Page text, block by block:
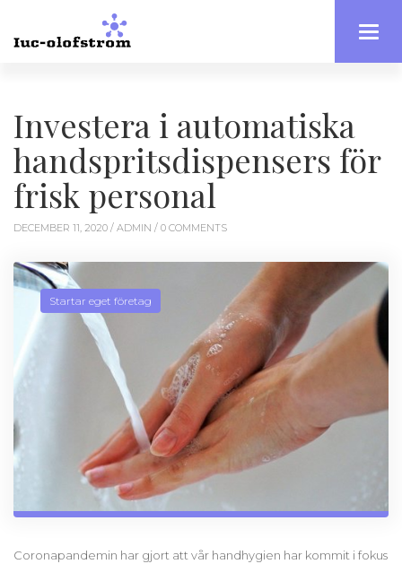
Investera i automatiska
handspritsdispensers för
frisk personal
DECEMBER 11, 2020 / ADMIN / 0 COMMENTS
Startar eget företag
Coronapandemin har gjort att vår handhygien har kommit i fokus